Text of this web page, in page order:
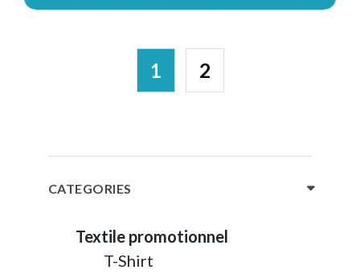
CATEGORIES
Textile promotionnel
T-Shirt
1 2